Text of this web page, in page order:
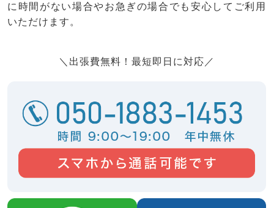
に時間がない場合やお急ぎの場合でも安心してご利用
いただけます。
＼出張費無料！最短即日に対応／